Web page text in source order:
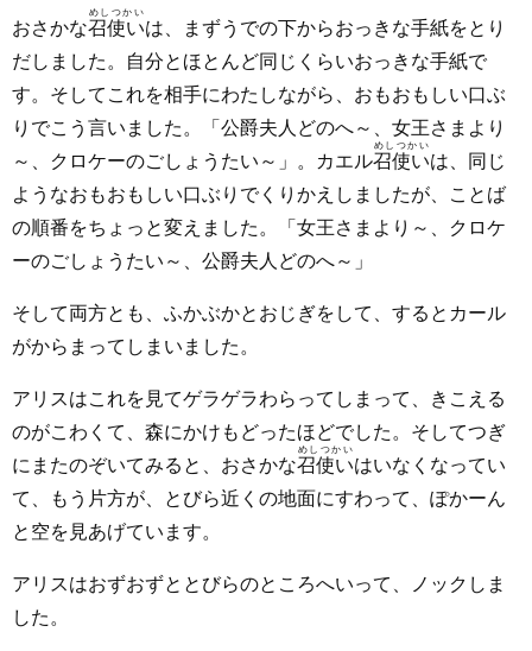
おさかな召使い
めしつかい
は、まずうでの下からおっきな手紙をとり
だしました。自分とほとんど同じくらいおっきな手紙で
す。そしてこれを相手にわたしながら、おもおもしい口ぶ
りでこう言いました。「公爵夫人どのへ～、女王さまより
～、クロケーのごしょうたい～」。カエル召使い
めしつかい
は、同じ
ようなおもおもしい口ぶりでくりかえしましたが、ことば
の順番をちょっと変えました。「女王さまより～、クロケ
ーのごしょうたい～、公爵夫人どのへ～」
そして両方とも、ふかぶかとおじぎをして、するとカール
がからまってしまいました。
アリスはこれを見てゲラゲラわらってしまって、きこえる
のがこわくて、森にかけもどったほどでした。そしてつぎ
にまたのぞいてみると、おさかな召使い
めしつかい
はいなくなってい
て、もう片方が、とびら近くの地面にすわって、ぽかーん
と空を見あげています。
アリスはおずおずととびらのところへいって、ノックしま
した。